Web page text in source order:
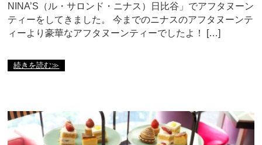
NINA’S（ル・サロンド・ニナス）日比谷」でアフタヌーン
ティーをしてきました。 今までのニナスのアフタヌーンテ
ィーより豪華なアフタヌーンティーでしたよ！ […]
続きを読む≫